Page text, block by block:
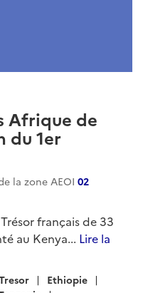
Afrique de
du 1er
la zone AEOI 02
français de 33
au Kenya... Lire la
Ethiopie